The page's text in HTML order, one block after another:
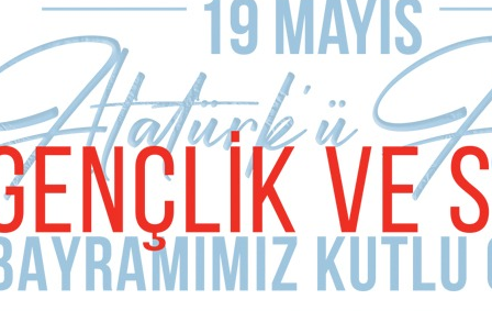
MAKALE YORUMLARI
Sizde Yorum Ekleyin
İsim Soyad
E-mail Adresiniz (zorunlu değil)